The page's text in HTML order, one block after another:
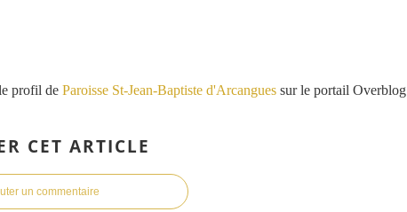
profil de Paroisse St-Jean-Baptiste d'Arcangues sur le portail Overblog
CET ARTICLE
un commentaire